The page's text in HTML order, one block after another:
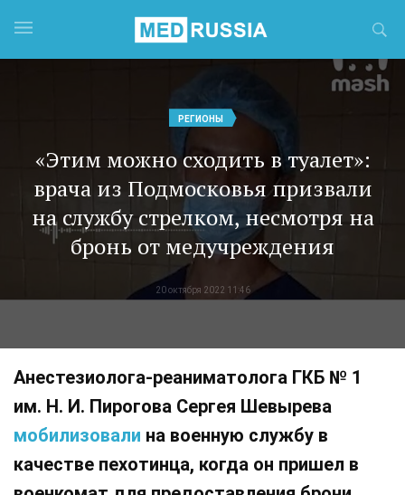
РЕГИОНЫ
«Этим можно сходить в туалет»:
врача из Подмосковья призвали
на службу стрелком, несмотря на
бронь от медучреждения
20 октября 2022 11:46
Анестезиолога-реаниматолога ГКБ № 1
им. Н. И. Пирогова Сергея Шевырева
мобилизовали на военную службу в
качестве пехотинца, когда он пришел в